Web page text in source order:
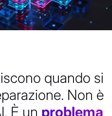
quando si
Non è
È un problema